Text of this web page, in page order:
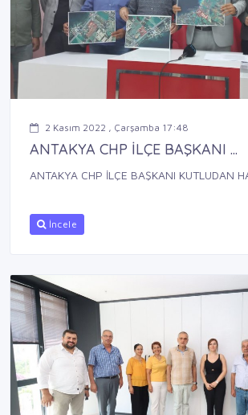
2 Kasım 2022 , Çarşamba 17:48
ANTAKYA CHP İLÇE BAŞKANI ...
ANTAKYA CHP İLÇE BAŞKANI KUTLUDAN
İncele